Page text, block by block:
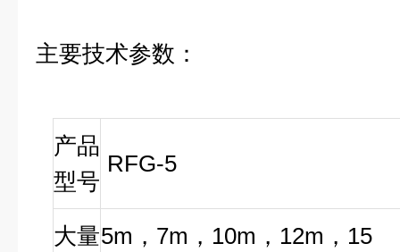
主要技术参数：
产品
型号
RFG-5
大量5m，7m，10m，12m，15